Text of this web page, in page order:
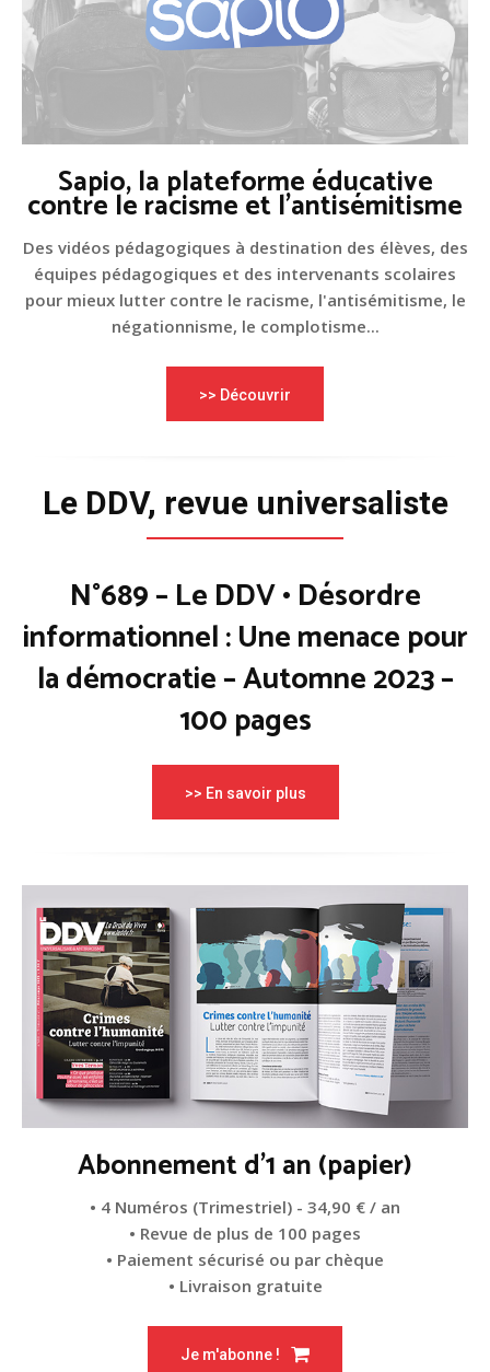
Sapio, la plateforme éducative
contre le racisme et l'antisémitisme
Des vidéos pédagogiques à destination des élèves, des
équipes pédagogiques et des intervenants scolaires
pour mieux lutter contre le racisme, l'antisémitisme, le
négationnisme, le complotisme...
>> Découvrir
Le DDV, revue universaliste
N°689 – Le DDV • Désordre
informationnel : Une menace pour
la démocratie – Automne 2023 –
100 pages
>> En savoir plus
Abonnement d'1 an (papier)
• 4 Numéros (Trimestriel) - 34,90 € / an
• Revue de plus de 100 pages
• Paiement sécurisé ou par chèque
• Livraison gratuite
Je m'abonne !